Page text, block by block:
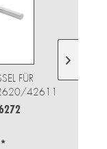
FÜR
42611